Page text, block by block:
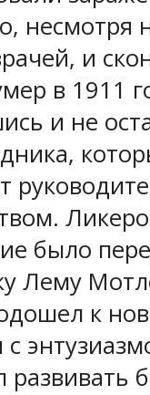
несмотря
и
в 1911
и не
было
Лему
к